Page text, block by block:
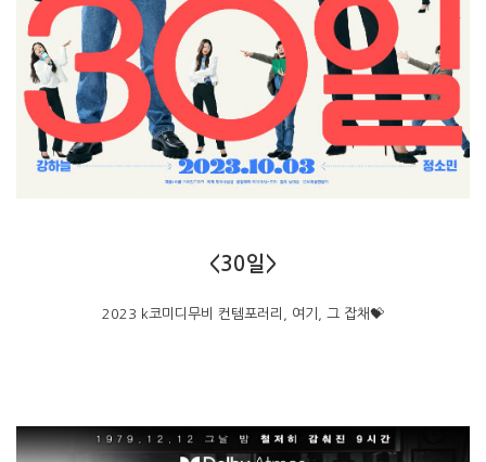
<30일>
2023 k코미디무비 컨템포러리, 여기, 그 잡채💝